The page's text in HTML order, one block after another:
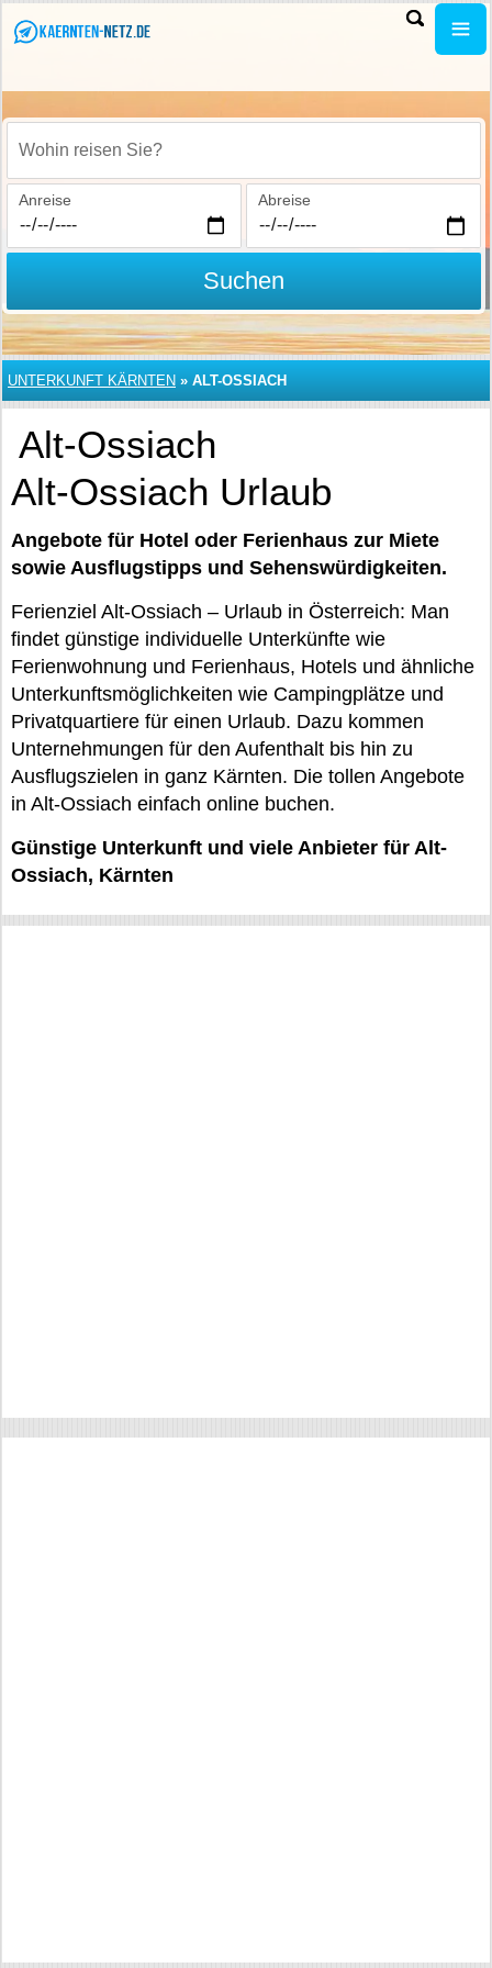
Wohin reisen Sie?
Anreise Abreise
Suchen
UNTERKUNFT KÄRNTEN » ALT-OSSIACH
Alt-Ossiach
Alt-Ossiach Urlaub
Angebote für Hotel oder Ferienhaus zur Miete
sowie Ausflugstipps und Sehenswürdigkeiten.
Ferienziel Alt-Ossiach – Urlaub in Österreich: Man
findet günstige individuelle Unterkünfte wie
Ferienwohnung und Ferienhaus, Hotels und ähnliche
Unterkunftsmöglichkeiten wie Campingplätze und
Privatquartiere für einen Urlaub. Dazu kommen
Unternehmungen für den Aufenthalt bis hin zu
Ausflugszielen in ganz Kärnten. Die tollen Angebote
in Alt-Ossiach einfach online buchen.
Günstige Unterkunft und viele Anbieter für Alt-
Ossiach, Kärnten